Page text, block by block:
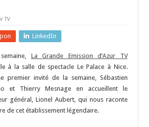
TV
LinkedIn
La Grande Emission d’Azur TV
à la salle de spectacle Le Palace à Nice.
premier invité de la semaine, Sébastien
et Thierry Mesnage en accueillent le
général, Lionel Aubert, qui nous raconte
de cet établissement légendaire.